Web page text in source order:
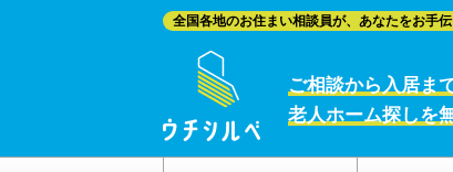
全国各地のお住まい相談員が、あなたをお手伝
ご相談から入居ま
老人ホーム探しを